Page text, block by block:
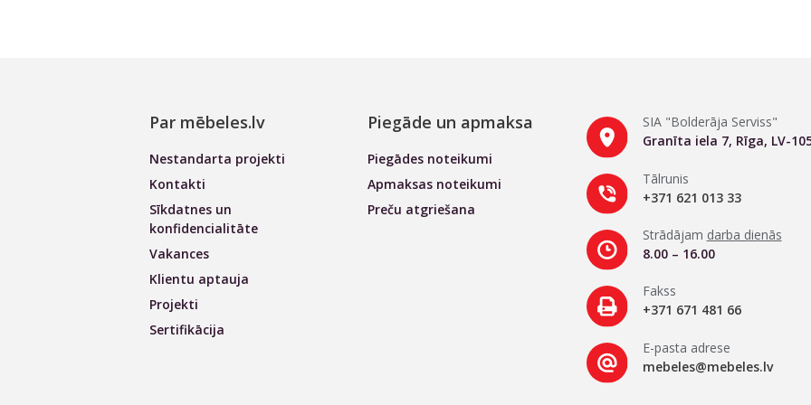
Par mēbeles.lv
Nestandarta projekti
Kontakti
Sīkdatnes un
konfidencialitāte
Vakances
Klientu aptauja
Projekti
Sertifikācija
Piegāde un apmaksa
Piegādes noteikumi
Apmaksas noteikumi
Preču atgriešana
SIA "Bolderāja Serviss"
Granīta iela 7, Rīga, LV-
Tālrunis
+371 621 013 33
Strādājam darba dienās
8.00 – 16.00
Fakss
+371 671 481 66
E-pasta adrese
mebeles@mebeles.lv